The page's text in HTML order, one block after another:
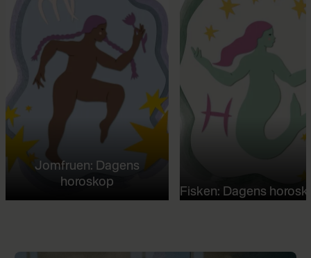
Jomfruen: Dagens
horoskop
Fisken: Dagens